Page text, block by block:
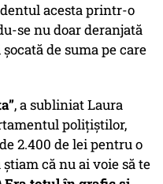
acesta printr-o
se nu doar deranjată
de suma pe care
, a subliniat Laura
polițiștilor,
2.400 de lei pentru o
că nu ai voie să te